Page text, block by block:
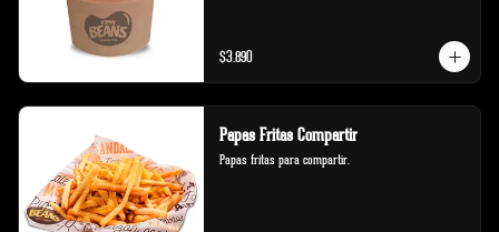
$3.890
Papas Fritas Compartir
Papas fritas para compartir.